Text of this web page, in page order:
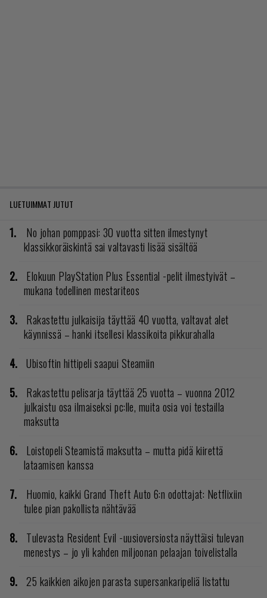
LUETUIMMAT JUTUT
No johan pomppasi: 30 vuotta sitten ilmestynyt
klassikkoräiskintä sai valtavasti lisää sisältöä
Elokuun PlayStation Plus Essential -pelit ilmestyivät –
mukana todellinen mestariteos
Rakastettu julkaisija täyttää 40 vuotta, valtavat alet
käynnissä – hanki itsellesi klassikoita pikkurahalla
Ubisoftin hittipeli saapui Steamiin
Rakastettu pelisarja täyttää 25 vuotta – vuonna 2012
julkaistu osa ilmaiseksi pc:lle, muita osia voi testailla
maksutta
Loistopeli Steamistä maksutta – mutta pidä kiirettä
lataamisen kanssa
Huomio, kaikki Grand Theft Auto 6:n odottajat: Netflixiin
tulee pian pakollista nähtävää
Tulevasta Resident Evil -uusioversiosta näyttäisi tulevan
menestys – jo yli kahden miljoonan pelaajan toivelistalla
25 kaikkien aikojen parasta supersankaripeliä listattu